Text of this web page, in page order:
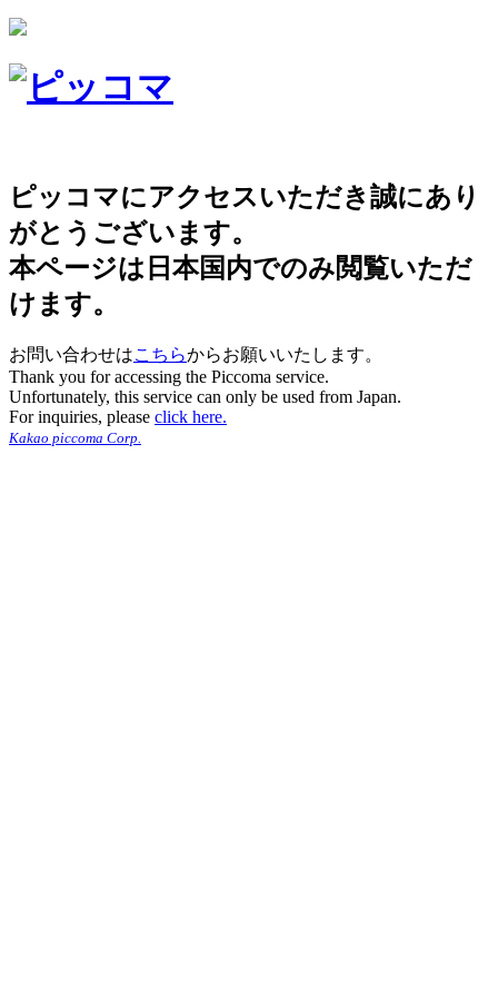
ピッコマにアクセスいただき誠にあり
がとうございます。
本ページは日本国内でのみ閲覧いただ
けます。
お問い合わせはこちらからお願いいたします。
Thank you for accessing the Piccoma service.
Unfortunately, this service can only be used from Japan.
For inquiries, please click here.
Kakao piccoma Corp.